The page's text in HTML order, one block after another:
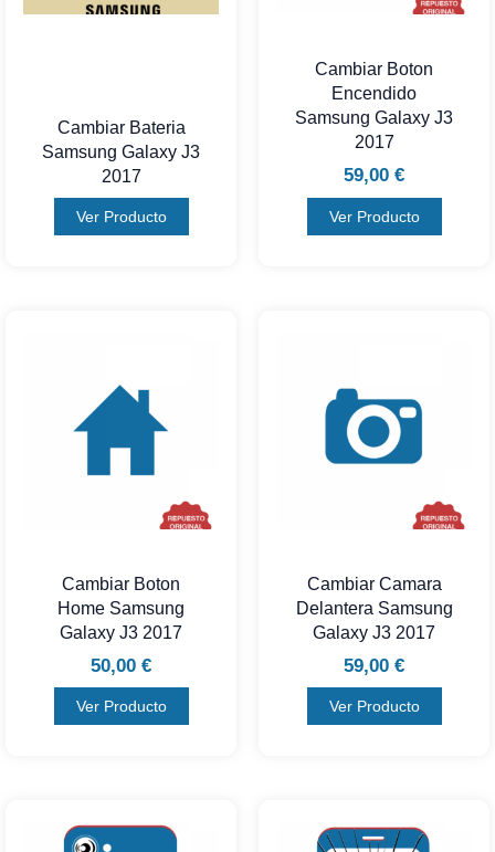
Cambiar Bateria
Samsung Galaxy J3
2017
Ver Producto
Cambiar Boton
Encendido
Samsung Galaxy J3
2017
59,00 €
Ver Producto
Cambiar Boton
Home Samsung
Galaxy J3 2017
50,00 €
Ver Producto
Cambiar Camara
Delantera Samsung
Galaxy J3 2017
59,00 €
Ver Producto